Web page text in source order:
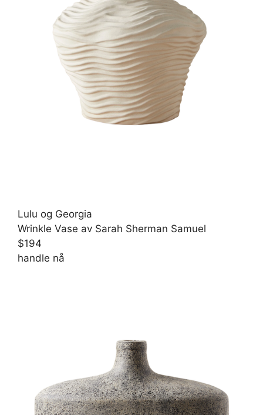
Lulu og Georgia
Wrinkle Vase av Sarah Sherman Samuel
$194
handle nå